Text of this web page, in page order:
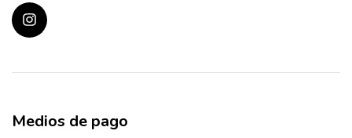
Medios de pago